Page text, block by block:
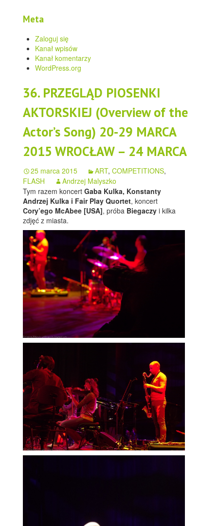
Meta
Zaloguj się
Kanał wpisów
Kanał komentarzy
WordPress.org
36. PRZEGLĄD PIOSENKI
AKTORSKIEJ (Overview of the
Actor’s Song) 20-29 MARCA
2015 WROCŁAW – 24 MARCA
25 marca 2015 ART,COMPETITIONS,
FLASH
Andrzej Malyszko
Tym razem koncertGaba Kulka, Konstanty
Andrzej Kulka i Fair Play Quortet, koncert
Cory’ego McAbee [USA], próba Biegaczy i kilka
zdjęć z miasta.